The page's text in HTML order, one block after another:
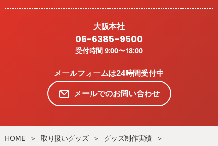
大阪本社
06-6385-9500
受付時間 9:00〜18:00
メールフォームは24時間受付中
メールでのお問い合わせ
HOME 取り扱いグッズ
グッズ制作実績